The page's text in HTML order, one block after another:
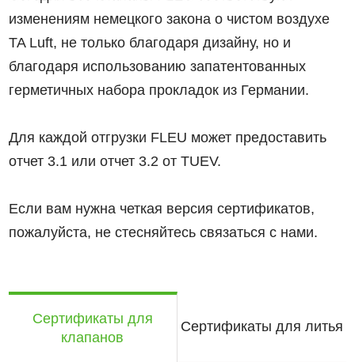
изменениям немецкого закона о чистом воздухе
TA Luft, не только благодаря дизайну, но и
благодаря использованию запатентованных
герметичных набора прокладок из Германии.
Для каждой отгрузки FLEU может предоставить
отчет 3.1 или отчет 3.2 от TUEV.
Если вам нужна четкая версия сертификатов,
пожалуйста, не стесняйтесь связаться с нами.
Сертификаты для
клапанов
Сертификаты для литья